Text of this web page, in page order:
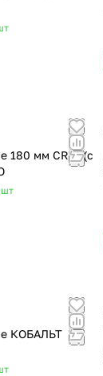
180 мм CR-V (с
шт
КОБАЛЬТ